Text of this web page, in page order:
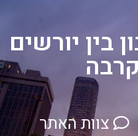
בין יורשים
צוות האתר